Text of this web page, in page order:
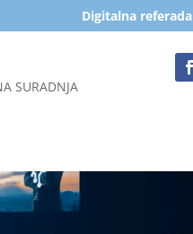
Digitalna referada
SURADNJA